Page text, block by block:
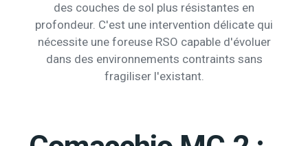
des couches de sol plus résistantes en
profondeur. C'est une intervention délicate qui
nécessite une foreuse RSO capable d'évoluer
dans des environnements contraints sans
fragiliser l'existant.